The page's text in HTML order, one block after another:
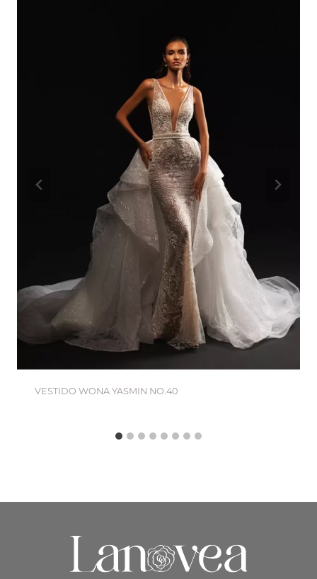
VESTIDO WONA YASMIN NO.40